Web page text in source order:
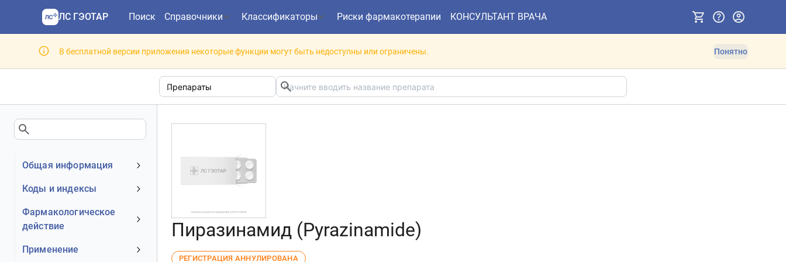
ЛС ГЭОТАР Поиск Справочники Классификаторы Риски фармакотерапии КОНСУЛЬТАНТ ВРАЧА
В бесплатной версии приложения некоторые функции могут быть недоступны или ограничены. Понятно
Общая информация
Устаревшее наименование
Номер регистрационного
удостоверения РФ
Действующее вещество
Коды и индексы
АТХ код
МКБ-10 код
Фармакологическое
действие
Механизм действия
Применение
Пиразинамид (Pyrazinamide)
РЕГИСТРАЦИЯ АННУЛИРОВАНА